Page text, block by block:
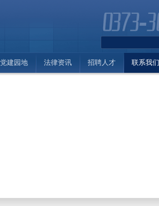
党建园地 法律资讯 招聘人才 联系我们